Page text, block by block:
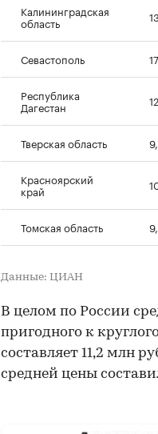
Калининградская
область
Севастополь
Республика
Дагестан
Тверская область
Красноярский
край
Томская область
Данные: ЦИАН
В целом по России
пригодного к
составляет 11,2 млн
средней цены